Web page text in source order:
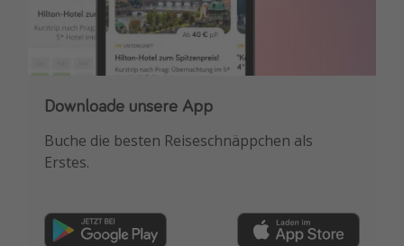
Downloade unsere App
Buche die besten Reiseschnäppchen als
Erstes.